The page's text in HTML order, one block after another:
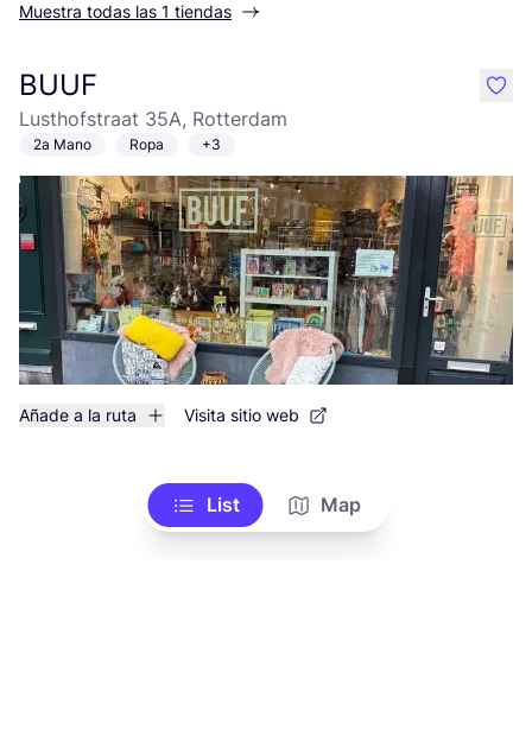
Muestra todas las 1 tiendas
BUUF
Lusthofstraat 35A, Rotterdam
2a Mano Ropa +3
Añade a la ruta Visita sitio web
like
List Map